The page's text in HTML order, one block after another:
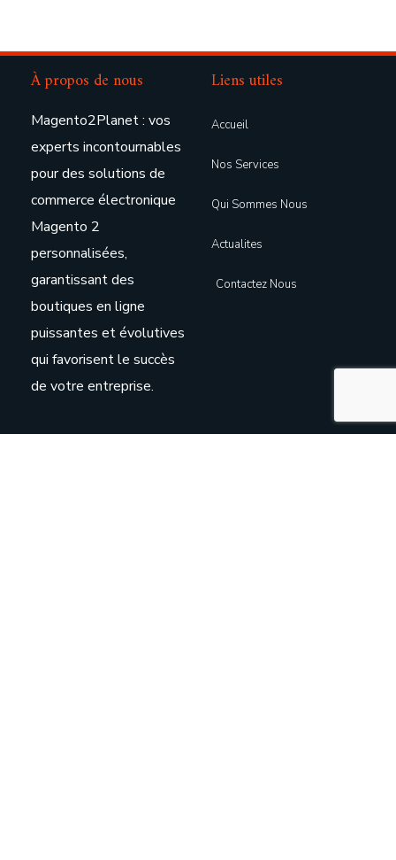
À propos de nous
Magento2Planet : vos
experts incontournables
pour des solutions de
commerce électronique
Magento 2
personnalisées,
garantissant des
boutiques en ligne
puissantes et évolutives
qui favorisent le succès
de votre entreprise.
Liens utiles
Accueil
Nos Services
Qui Sommes Nous
Actualites
Contactez Nous
Nos Horaires